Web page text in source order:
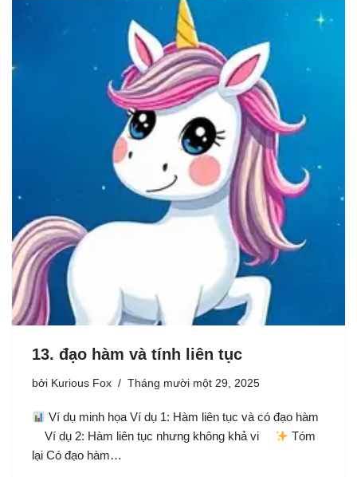
13. đạo hàm và tính liên tục
bởi Kurious Fox Tháng mười một 29, 2025
Ví dụ minh họa Ví dụ 1: Hàm liên tục và có đạo hàm
Ví dụ 2: Hàm liên tục nhưng không khả vi
Tóm
lại Có đạo hàm…